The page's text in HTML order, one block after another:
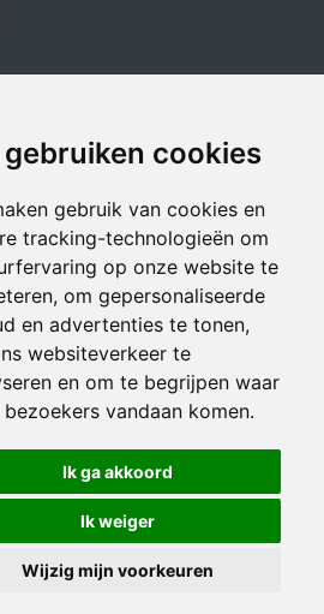
cookies
gebruik van cookies en
tracking-technologieën om
op onze website te
om gepersonaliseerde
en advertenties te tonen,
websiteverkeer te
en om te begrijpen waar
vandaan komen.
Ik ga akkoord
Ik weiger
Wijzig mijn voorkeuren
|Website door FalcoTravel
betalen met